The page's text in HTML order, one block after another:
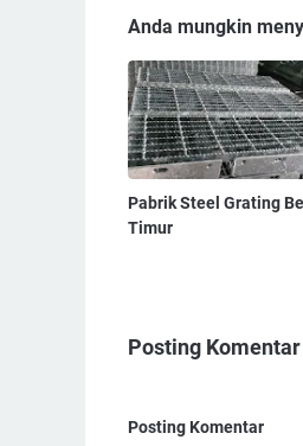
Anda mungkin
Pabrik Steel Grating
Timur
Posting
Posting Komentar